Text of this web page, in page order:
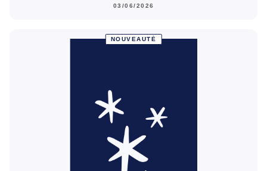
03/06/2026
NOUVEAUTÉ